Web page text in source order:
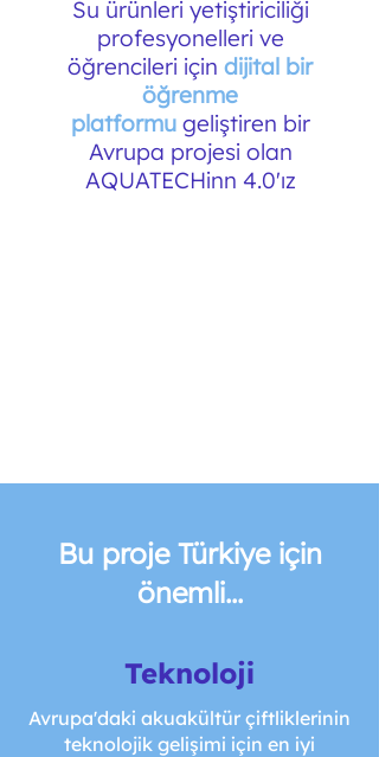
Su ürünleri yetiştiriciliği
profesyonelleri ve
öğrencileri için dijital bir
öğrenme
platformu geliştiren bir
Avrupa projesi olan
AQUATECHinn 4.0'ız
Bu proje Türkiye için
önemli...
Teknoloji
Avrupa'daki akuakültür çiftliklerinin
teknolojik gelişimi için en iyi